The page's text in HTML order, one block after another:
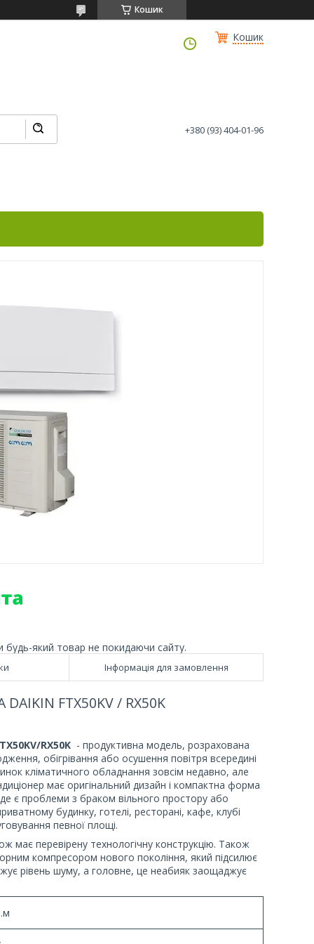
Кошик
Кошик
+380 (93) 404-01-96
будь-який товар не покидаючи сайту.
Інформація для замовлення
FTX50KV / RX50K
RX50K - продуктивна модель, розрахована
обігрівання або осушення повітря всередині
кліматичного обладнання зовсім недавно, але
має оригінальний дизайн і компактна форма
є проблеми з браком вільного простору або
будинку, готелі, ресторані, кафе, клубі
певної площі.
має перевірену технологічну конструкцію. Також
компресором нового покоління, який підсилює
рівень шуму, а головне, це неабияк заощаджує